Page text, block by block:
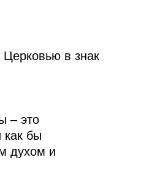
в знак
– это
как бы
духом и